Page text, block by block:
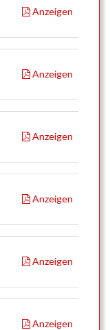
Anzeigen
Anzeigen
Anzeigen
Anzeigen
Anzeigen
Anzeigen